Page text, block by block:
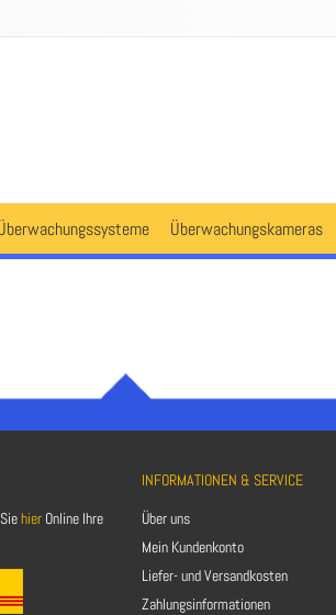
Überwachungskameras
hierOnline Ihre
INFORMATIONEN & SERVICE
Über uns
Mein Kundenkonto
Liefer- und Versandkosten
Zahlungsinformationen